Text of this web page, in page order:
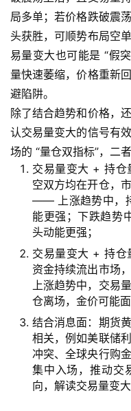
户
原
油
期
货
直
播
室
行
油
局多单；若价格跌破震
头获胜，可顺势布局空
易量变大也可能是 “假
量快速萎缩，价格重新
避陷阱。
除了结合趋势和价格，
认交易量变大的信号有
场的 “量仓双指标”，二
交易量变大 + 持仓
空双方均在开仓，
—— 上涨趋势中，
能更强；下跌趋势
头动能更强；
交易量变大 + 持仓
资金持续流出市场
上涨趋势中，交易
仓离场，金价可能面
结合消息面：期货
相关，例如美联储
冲突、全球央行购
集中入场，推动交
向，解读交易量变